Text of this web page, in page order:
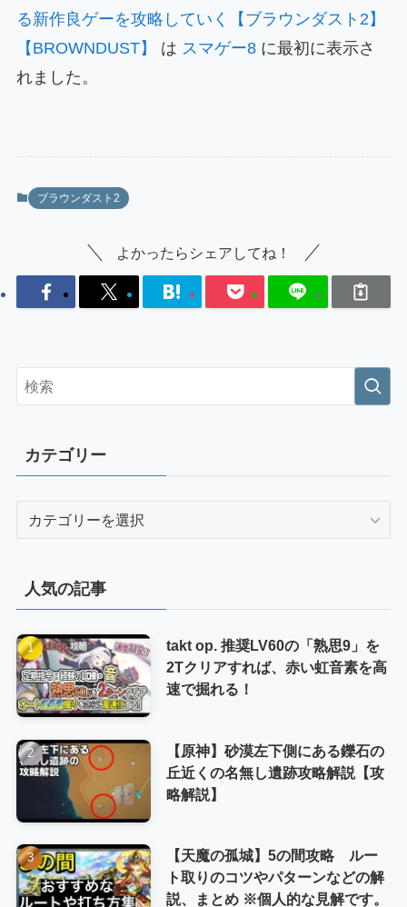
る新作良ゲーを攻略していく【ブラウンダスト2】
【BROWNDUST】
は スマゲー8に最初に表示さ
れました。
ブラウンダスト2
よかったらシェアしてね！
カテゴリー
ー
人気の記事
takt op. 推奨LV60の「熟思9」を
2Tクリアすれば、赤い虹音素を高
速で掘れる！
【原神】砂漠左下側にある鑠石の
丘近くの名無し遺跡攻略解説【攻
略解説】
【天魔の孤城】5の間攻略 ルー
ト取りのコツやパターンなどの解
説、まとめ ※個人的な見解です。